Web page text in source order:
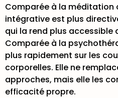
Comparée à la méditation
intégrative est plus
qui la rend plus accessible
Comparée à la
plus rapidement sur les
corporelles. Elle ne
approches, mais elle les
efficacité propre.